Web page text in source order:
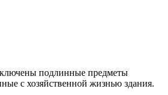
подлинные предметы
с хозяйственной жизнью здания.